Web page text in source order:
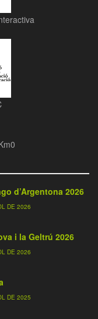
d’Argentona 2026
DE 2026
i la Geltrú 2026
DE 2026
DE 2025